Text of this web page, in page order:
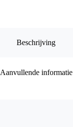
Beschrijving
Aanvullende informatie